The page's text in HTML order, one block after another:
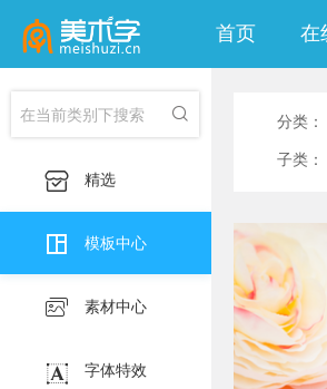
首页 在

 精选
 模板中心
 素材中心
 字体特效
分类：
子类：